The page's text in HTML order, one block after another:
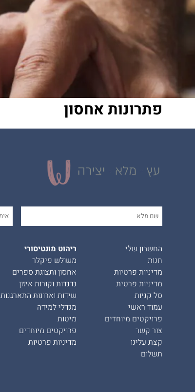
פתרונות אחסון
החשבון שלי
חנות
מדיניות פרטיות
מדיניות פרטית
סל קניות
עמוד ראשי
פרויקטים מיוחדים
צור קשר
קצת עלינו
תשלום
ריהוט מונטיסורי
משולש פיקלר
אחסון ותצוגת ספרים
נדנדות וקורות איזון
שידות וארונות התארגנות
מגדלי למידה
מיטות
פרויקטים מיוחדים
מדיניות פרטיות